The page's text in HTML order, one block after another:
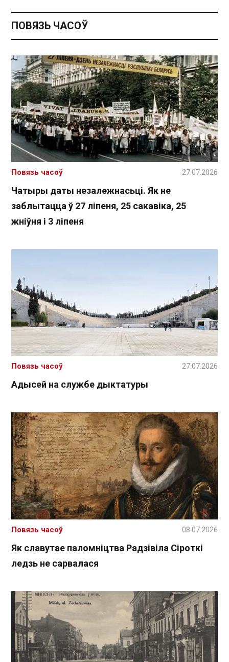
ПОВЯЗЬ ЧАСОЎ
Чатыры даты незалежнасьці. Як не
заблытацца ў 27 ліпеня, 25 сакавіка, 25
жніўня і 3 ліпеня
Повязь часоў 27.07.2026
Адысей на службе дыктатуры
Повязь часоў 27.07.2026
Як славутае паломніцтва Радзівіла Сіроткі
ледзь не сарвалася
Повязь часоў 08.07.2026